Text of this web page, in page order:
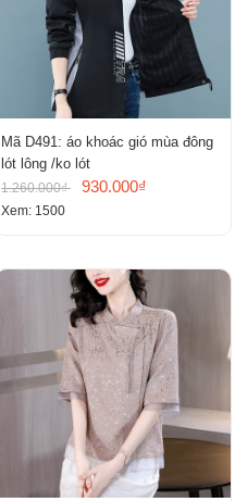
Mã D491: áo khoác gió mùa đông
lót lông /ko lót
1.260.000₫ 930.000₫
Xem: 1500